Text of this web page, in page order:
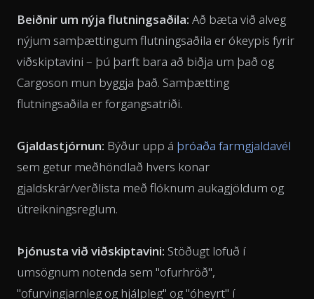
Beiðnir um nýja flutningsaðila: Að bæta við alveg
nýjum samþættingum flutningsaðila er ókeypis fyrir
viðskiptavini – þú þarft bara að biðja um það og
Cargoson mun byggja það. Samþætting
flutningsaðila er forgangsatriði.
Gjaldastjórnun: Býður upp á þróaða farmgjaldavél
sem getur meðhöndlað hvers konar
gjaldskrár/verðlista með flóknum aukagjöldum og
útreikningsreglum.
Þjónusta við viðskiptavini: Stöðugt lofuð í
umsögnum notenda sem "ofurhröð",
"ofurvingjarnleg og hjálpleg" og "óheyrt" í